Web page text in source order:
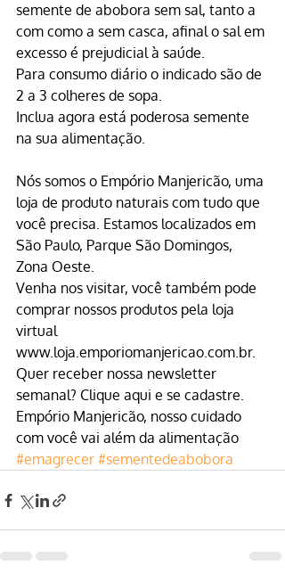
semente de abobora sem sal, tanto a
com como a sem casca, afinal o sal em
excesso é prejudicial à saúde.
Para consumo diário o indicado são de
2 a 3 colheres de sopa.
Inclua agora está poderosa semente
na sua alimentação.
Nós somos o Empório Manjericão, uma
loja de produto naturais com tudo que
você precisa. Estamos localizados em
São Paulo, Parque São Domingos,
Zona Oeste.
Venha nos visitar, você também pode
comprar nossos produtos pela loja
virtual
www.loja.emporiomanjericao.com.br.
Quer receber nossa newsletter
semanal? Clique aqui e se cadastre.
Empório Manjericão, nosso cuidado
com você vai além da alimentação
#emagrecer #sementedeabobora